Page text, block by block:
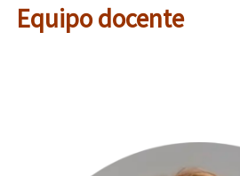
Equipo docente